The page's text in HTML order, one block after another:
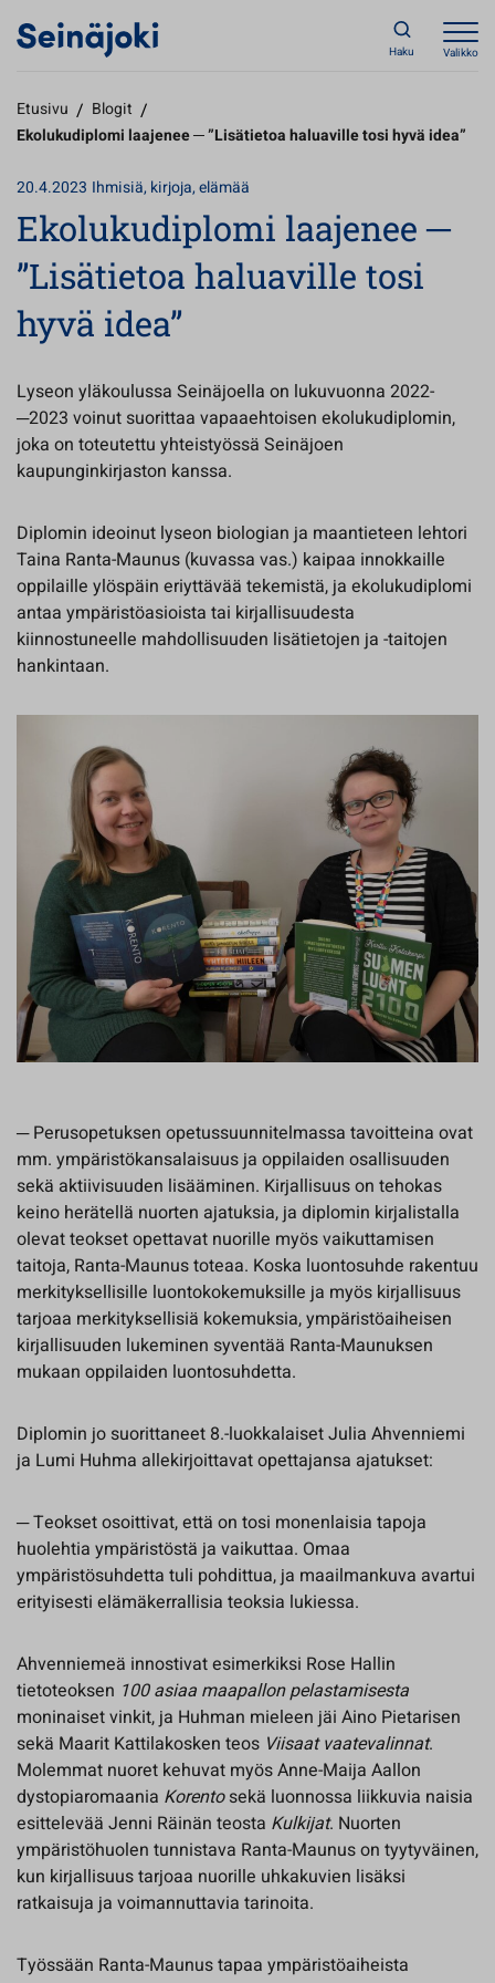
Haku Valikko
Etusivu / Blogit /
Ekolukudiplomi laajenee ­­─ ”Lisätietoa haluaville tosi hyvä idea”
20.4.2023 Ihmisiä, kirjoja, elämää
Ekolukudiplomi laajenee ­­─
”Lisätietoa haluaville tosi
hyvä idea”
Lyseon yläkoulussa Seinäjoella on lukuvuonna 2022­­­
─2023 voinut suorittaa vapaaehtoisen ekolukudiplomin,
joka on toteutettu yhteistyössä Seinäjoen
kaupunginkirjaston kanssa.
Diplomin ideoinut lyseon biologian ja maantieteen lehtori
Taina Ranta-Maunus (kuvassa vas.) kaipaa innokkaille
oppilaille ylöspäin eriyttävää tekemistä, ja ekolukudiplomi
antaa ympäristöasioista tai kirjallisuudesta
kiinnostuneelle mahdollisuuden lisätietojen ja -taitojen
hankintaan.
─ Perusopetuksen opetussuunnitelmassa tavoitteina ovat
mm. ympäristökansalaisuus ja oppilaiden osallisuuden
sekä aktiivisuuden lisääminen. Kirjallisuus on tehokas
keino herätellä nuorten ajatuksia, ja diplomin kirjalistalla
olevat teokset opettavat nuorille myös vaikuttamisen
taitoja, Ranta-Maunus toteaa. Koska luontosuhde rakentuu
merkityksellisille luontokokemuksille ja myös kirjallisuus
tarjoaa merkityksellisiä kokemuksia, ympäristöaiheisen
kirjallisuuden lukeminen syventää Ranta-Maunuksen
mukaan oppilaiden luontosuhdetta.
Diplomin jo suorittaneet 8.-luokkalaiset Julia Ahvenniemi
ja Lumi Huhma allekirjoittavat opettajansa ajatukset:
─ Teokset osoittivat, että on tosi monenlaisia tapoja
huolehtia ympäristöstä ja vaikuttaa. Omaa
ympäristösuhdetta tuli pohdittua, ja maailmankuva avartui
erityisesti elämäkerrallisia teoksia lukiessa.
Ahvenniemeä innostivat esimerkiksi Rose Hallin
tietoteoksen 100 asiaa maapallon pelastamisesta
moninaiset vinkit, ja Huhman mieleen jäi Aino Pietarisen
sekä Maarit Kattilakosken teos Viisaat vaatevalinnat.
Molemmat nuoret kehuvat myös Anne-Maija Aallon
dystopiaromaania Korentosekä luonnossa liikkuvia naisia
esittelevää Jenni Räinän teosta Kulkijat. Nuorten
ympäristöhuolen tunnistava Ranta-Maunus on tyytyväinen,
kun kirjallisuus tarjoaa nuorille uhkakuvien lisäksi
ratkaisuja ja voimannuttavia tarinoita.
Työssään Ranta-Maunus tapaa ympäristöaiheista